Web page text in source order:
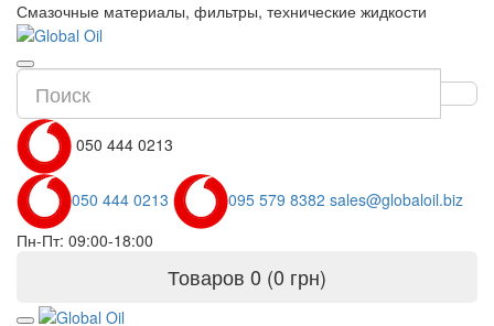
Смазочные материалы, фильтры, технические жидкости
050 444 0213
050 444 0213 095 579 8382 sales@globaloil.biz
Пн-Пт: 09:00-18:00
Товаров 0 (0 грн)